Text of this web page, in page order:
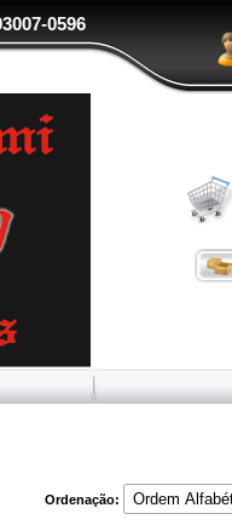
0596
Ordenação: